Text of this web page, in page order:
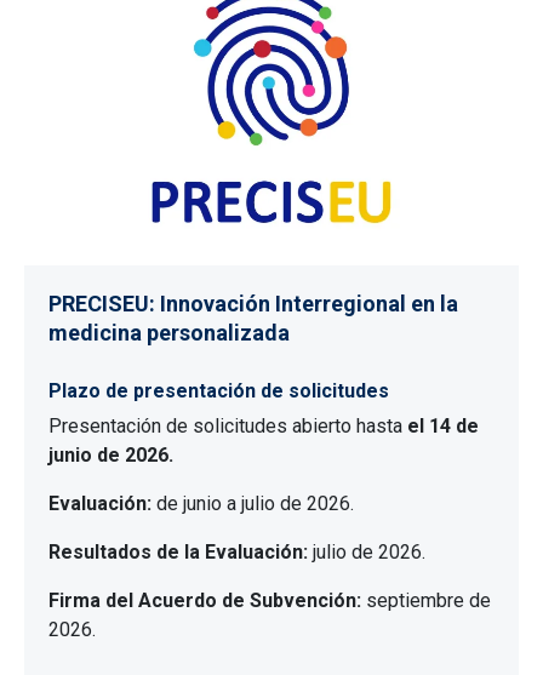
PRECISEU: Innovación Interregional en la
medicina personalizada
Plazo de presentación de solicitudes
Presentación de solicitudes abierto hasta el 14 de
junio de 2026.
Evaluación: de junio a julio de 2026.
Resultados de la Evaluación: julio de 2026.
Firma del Acuerdo de Subvención: septiembre de
2026.